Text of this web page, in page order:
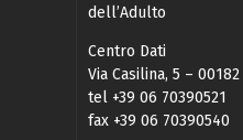
dell’Adulto
Centro Dati
Via Casilina, 5 – 00182
tel +39 06 70390521
fax +39 06 70390540